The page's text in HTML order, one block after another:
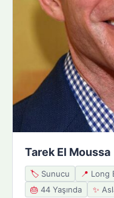
Tarek El Moussa
🏷️ Sunucu 📍 Long
🎂 44 Yaşında ✨